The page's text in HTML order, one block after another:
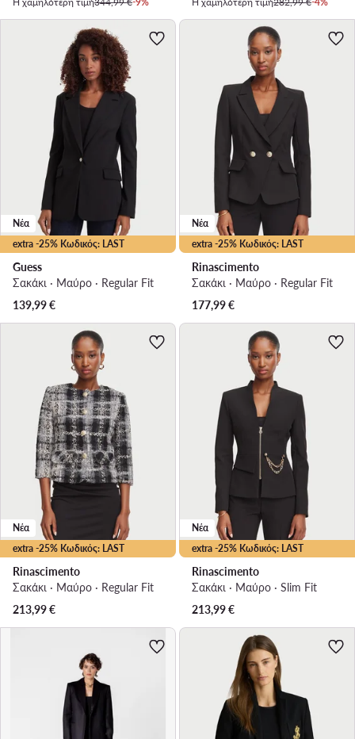
extra -25% Κωδικός: LAST
Νέα
Guess
Σακάκι · Μαύρο · Regular Fit
139,99€
extra -25% Κωδικός: LAST
Νέα
Rinascimento
Σακάκι · Μαύρο · Regular Fit
177,99€
extra -25% Κωδικός: LAST
Νέα
Rinascimento
Σακάκι · Μαύρο · Regular Fit
213,99€
extra -25% Κωδικός: LAST
Νέα
Rinascimento
Σακάκι · Μαύρο · Slim Fit
213,99€